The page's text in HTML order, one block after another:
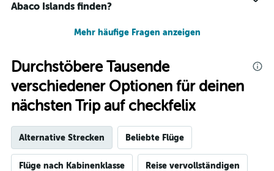
Abaco Islands finden?
Mehr häufige Fragen anzeigen
Durchstöbere Tausende
verschiedener Optionen für deinen
nächsten Trip auf checkfelix
Alternative Strecken Beliebte Flüge
Flüge nach Kabinenklasse Reise vervollständigen